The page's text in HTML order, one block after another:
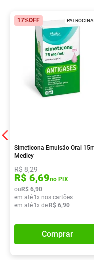
17%OFF
Simeticona Emulsão Oral
Medley
R$8,29
R$ 6,69no PIX
ou R$ 6,90
em até 1x nos cartões
em até 1x de R$ 6,90
Comprar